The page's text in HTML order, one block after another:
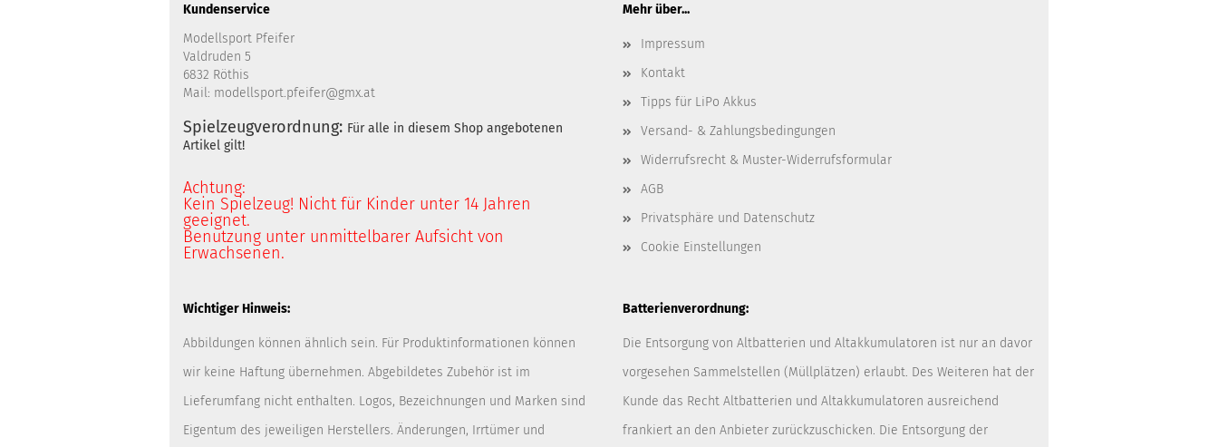
Kundenservice
Modellsport Pfeifer
Valdruden 5
6832 Röthis
Mail: modellsport.pfeifer@gmx.at
Spielzeugverordnung: Für alle in diesem Shop angebotenen
Artikel gilt!
Achtung:
Kein Spielzeug! Nicht für Kinder unter 14 Jahren
geeignet.
Benutzung unter unmittelbarer Aufsicht von
Erwachsenen.
Mehr über...
Impressum
Kontakt
Tipps für LiPo Akkus
Versand- & Zahlungsbedingungen
Widerrufsrecht & Muster-Widerrufsformular
AGB
Privatsphäre und Datenschutz
Cookie Einstellungen
Wichtiger Hinweis:
Abbildungen können ähnlich sein. Für Produktinformationen können
wir keine Haftung übernehmen. Abgebildetes Zubehör ist im
Lieferumfang nicht enthalten. Logos, Bezeichnungen und Marken sind
Eigentum des jeweiligen Herstellers. Änderungen, Irrtümer und
Batterienverordnung:
Die Entsorgung von Altbatterien und Altakkumulatoren ist nur an davor
vorgesehen Sammelstellen (Müllplätzen) erlaubt. Des Weiteren hat der
Kunde das Recht Altbatterien und Altakkumulatoren ausreichend
frankiert an den Anbieter zurückzuschicken. Die Entsorgung der